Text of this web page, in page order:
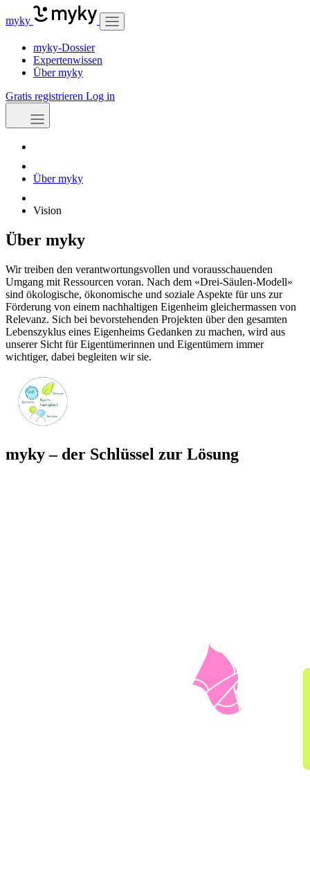
myky
myky-Dossier
Expertenwissen
Über myky
Gratis registrieren Log in
Über myky
Vision
Über myky
Wir treiben den verantwortungsvollen und vorausschauenden
Umgang mit Ressourcen voran. Nach dem «Drei-Säulen-Modell»
sind ökologische, ökonomische und soziale Aspekte für uns zur
Förderung von einem nachhaltigen Eigenheim gleichermassen von
Relevanz. Sich bei bevorstehenden Projekten über den gesamten
Lebenszyklus eines Eigenheims Gedanken zu machen, wird aus
unserer Sicht für Eigentümerinnen und Eigentümern immer
wichtiger, dabei begleiten wir sie.
myky – der Schlüssel zur Lösung